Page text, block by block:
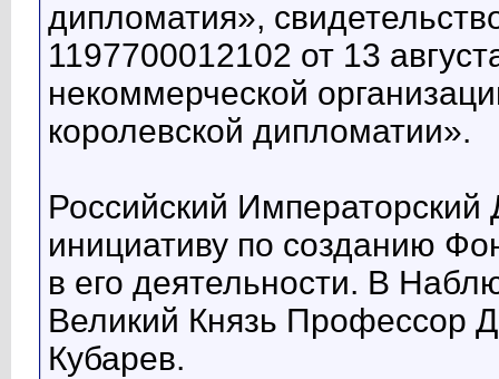
дипломатия»,
1197700012102 от 13
некоммерческой
королевской дипломатии».
Российский
инициативу по созданию
в его деятельности. В
Великий Князь Профессор
Кубарев.